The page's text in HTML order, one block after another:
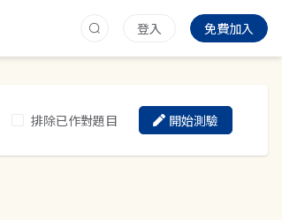
登入 免費加入
排除已作對題目 開始測驗